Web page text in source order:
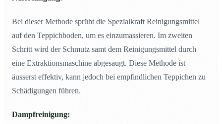
Bei dieser Methode sprüht die Spezialkraft Reinigungsmittel
auf den Teppichboden, um es einzumassieren. Im zweiten
Schritt wird der Schmutz samt dem Reinigungsmittel durch
eine Extraktionsmaschine abgesaugt. Diese Methode ist
äusserst effektiv, kann jedoch bei empfindlichen Teppichen zu
Schädigungen führen.
Dampfreinigung: